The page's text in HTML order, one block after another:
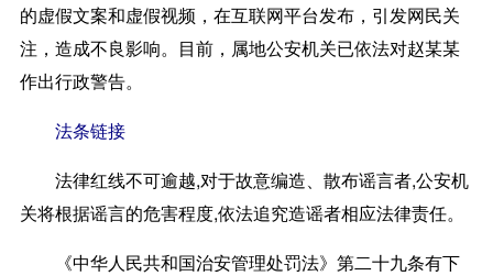
的虚假文案和虚假视频，在互联网平台发布，引发网民关
注，造成不良影响。目前，属地公安机关已依法对赵某某
作出行政警告。
法条链接
法律红线不可逾越,对于故意编造、散布谣言者,公安机
关将根据谣言的危害程度,依法追究造谣者相应法律责任。
《中华人民共和国治安管理处罚法》第二十九条有下